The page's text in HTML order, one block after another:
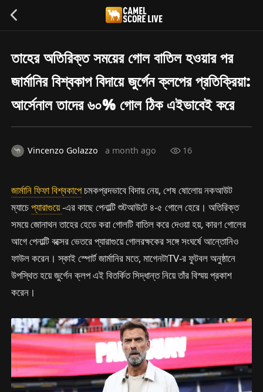
তাহের অতিরিক্ত সময়ের গোল বাতিল হওয়ার পর
জার্মানির বিশ্বকাপ বিদায়ে জুর্গেন ক্লপের প্রতিক্রিয়া:
আর্সেনাল তাদের ৬০% গোল ঠিক এইভাবেই করে
Vincenzo Golazzo a month ago 16
জার্মানিফিফা বিশ্বকাপেচমকপ্রদভাবে বিদায় নেয়, শেষ ষোলোয় নকআউট
ম্যাচেপ্যারাগুয়ে-এর কাছে পেনাল্টি শুটআউটে ৪-৫ গোলে হেরে। অতিরিক্ত
সময়ে জোনাথন তাহের হেডে করা গোলটি বাতিল করে দেওয়া হয়, কারণ গোলের
আগে পেনাল্টি বক্সের ভেতরে প্যারাগুয়ে গোলরক্ষকের সঙ্গে সংঘর্ষে আন্তোনিও
ফাউল করেন। স্কাই স্পোর্ট জার্মানির মতে, মাগেনটাTV-র ফুটবল অনুষ্ঠানে
উপস্থিত হয়ে জুর্গেন ক্লপ এই বিতর্কিত সিদ্ধান্ত নিয়ে তাঁর বিস্ময় প্রকাশ
করেন।